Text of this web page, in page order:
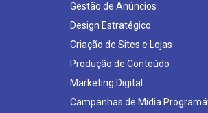
Gestão de Anúncios
Design Estratégico
Criação de Sites e Lojas
Produção de Conteúdo
Marketing Digital
Campanhas de Mídia